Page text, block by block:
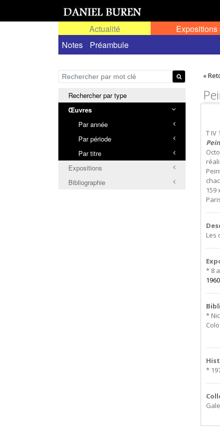
Actualité Expositions
Œuvres permanentes dans l'espace public
Notes
Préambule
Rechercher par type
Œuvres
Par année
Par période
Par titre
Expositions
Bibliographie
«
T IV
159
Les
* 8
*
*